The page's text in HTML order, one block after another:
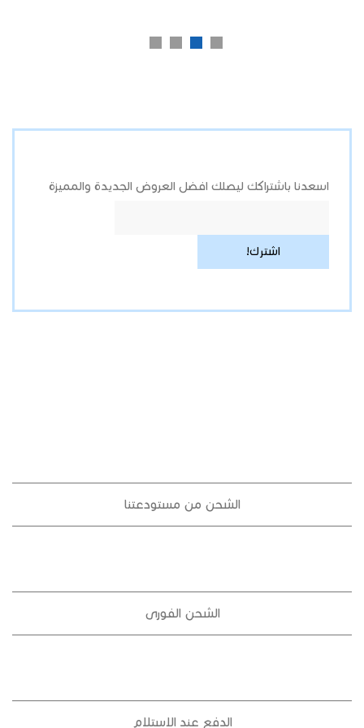
اسعدنا باشتراكك ليصلك افضل العروض الجديدة والمميزة
الشحن من مستودعتنا
الشحن الفورى
الدفع عند الاستلام